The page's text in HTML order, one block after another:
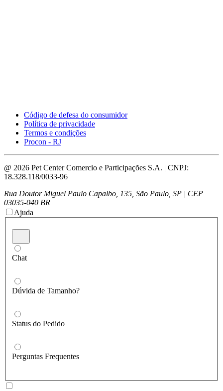
Código de defesa do consumidor
Política de privacidade
Termos e condições
Procon - RJ
@ 2026 Pet Center Comercio e Participações S.A. | CNPJ:
18.328.118/0033-96
Rua Doutor Miguel Paulo Capalbo, 135, São Paulo, SP | CEP
03035-040 BR
Ajuda
Chat
Dúvida de Tamanho?
Status do Pedido
Perguntas Frequentes